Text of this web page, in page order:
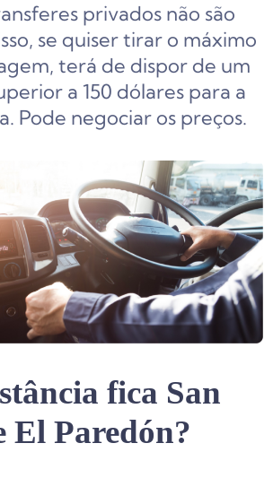
privados não são
se quiser tirar o máximo
terá de dispor de um
a 150 dólares para a
Pode negociar os preços.
fica San
El Paredón?